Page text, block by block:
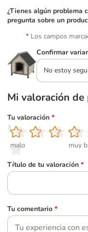
¿Tienes algún problema
pregunta sobre un
Los campos
Confirmar
No estoy
Mi valoración
Tu valoración *
1
malo
2
3
4
5
muy
Título de tu valoración *
Tu comentario *